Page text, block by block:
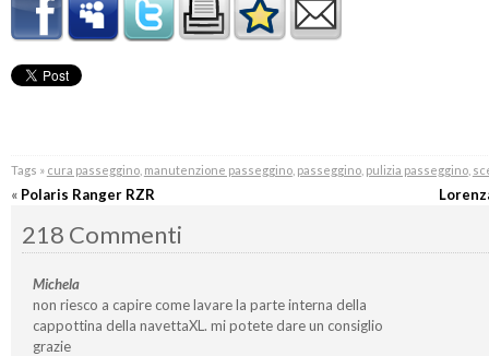
Tags » cura passeggino, manutenzione passeggino, passeggino, pulizia passeggino,
« Polaris Ranger RZR
218 Commenti
Michela
non riesco a capire come lavare la parte interna della
cappottina della navettaXL. mi potete dare un consiglio
grazie